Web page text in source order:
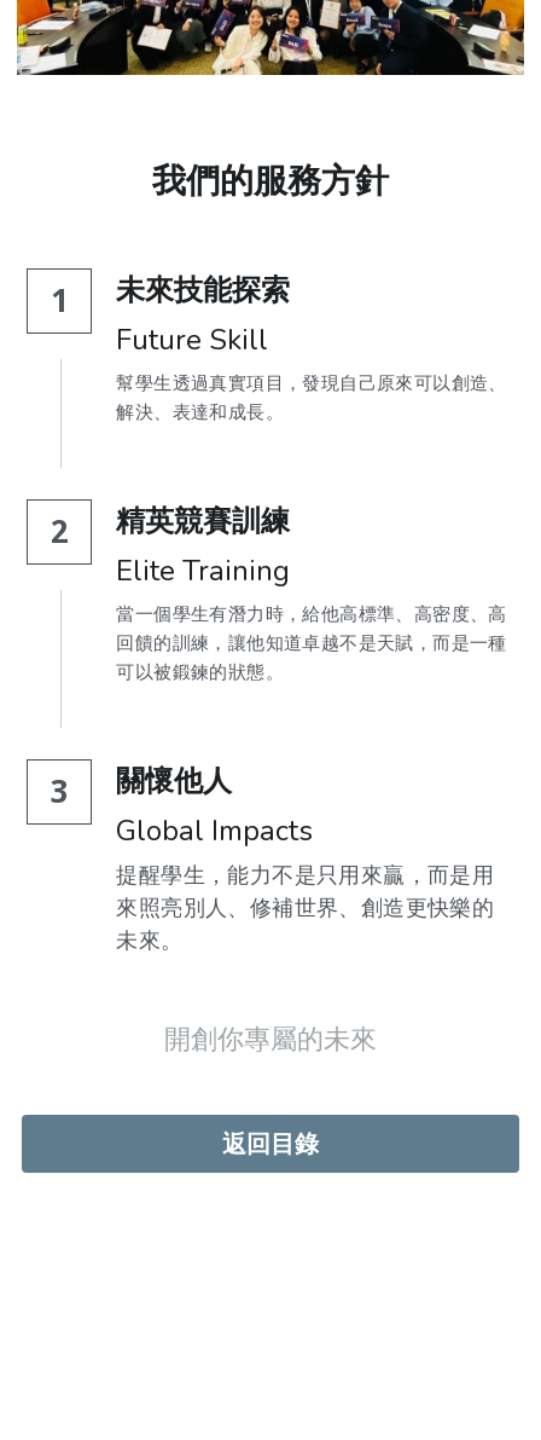
我們的服務方針
1
未來技能探索
Future Skill
幫學生透過真實項目，發現自己原來可以創造、
解決、表達和成長。
2
精英競賽訓練
Elite Training
當一個學生有潛力時，給他高標準、高密度、高
回饋的訓練，讓他知道卓越不是天賦，而是一種
可以被鍛鍊的狀態。
3
關懷他人
Global Impacts
提醒學生，能力不是只用來贏，而是用
來照亮別人、修補世界、創造更快樂的
未來。
開創你專屬的未來
返回目錄